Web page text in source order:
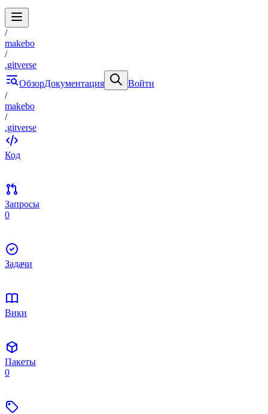
/
makebo
/
.gitverse
ОбзорДокументация
Войти
/
makebo
/
.gitverse
Код
Запросы
0
Задачи
Вики
Пакеты
0